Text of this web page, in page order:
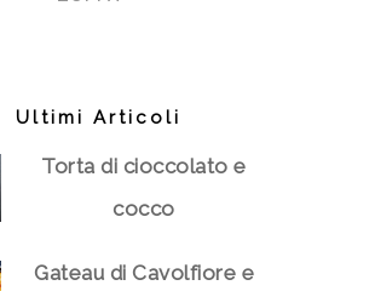
Ultimi Articoli
Torta di cioccolato e
cocco
Gateau di Cavolfiore e